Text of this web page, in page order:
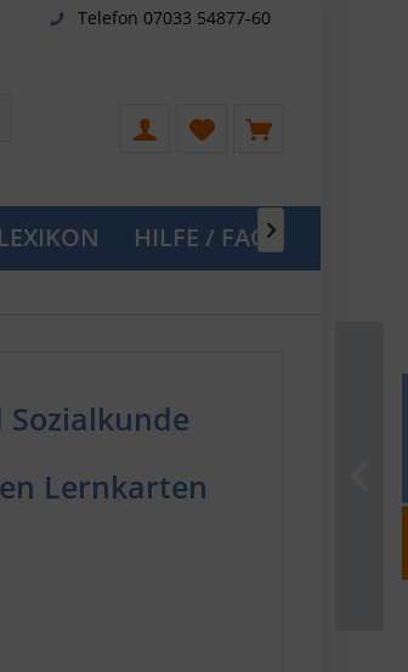
Telefon 07033 54877-60
HILFE / FAQ
Lernkarten